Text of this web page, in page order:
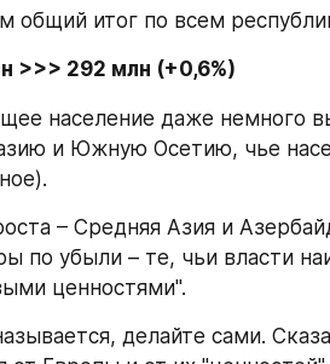
общий итог по всем
>>> 292 млн (+0,6%)
население даже немного
и Южную Осетию, чье
– Средняя Азия и
по убыли – те, чьи власти
ценностями".
делайте сами.